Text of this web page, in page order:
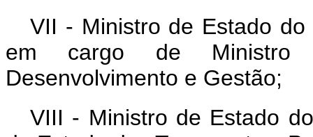
VII - Ministro de Estado
em cargo de Ministro
Desenvolvimento e Gestão;
VIII - Ministro de Estado